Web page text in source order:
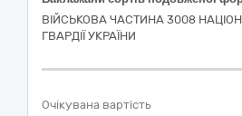
ВІЙСЬКОВА ЧАСТИНА 3008
ГВАРДІЇ УКРАЇНИ
Очікувана вартість